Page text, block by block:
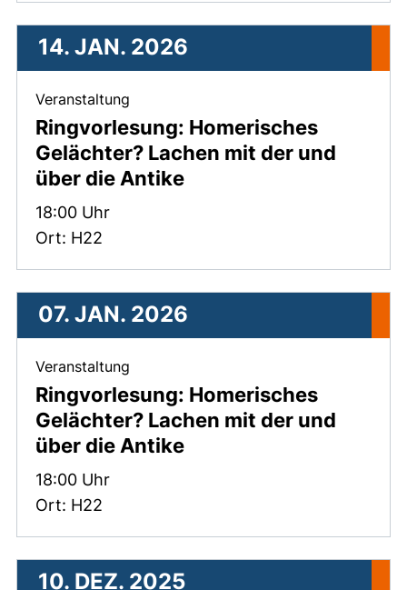
Ringvorlesung: Homerisches
Gelächter? Lachen mit der und
über die Antike
Veranstaltung
Zeit:
18:00 Uhr
Ort: H22
14. JAN. 2026
Ringvorlesung: Homerisches
Gelächter? Lachen mit der und
über die Antike
Veranstaltung
Zeit:
18:00 Uhr
Ort: H22
07. JAN. 2026
10. DEZ. 2025